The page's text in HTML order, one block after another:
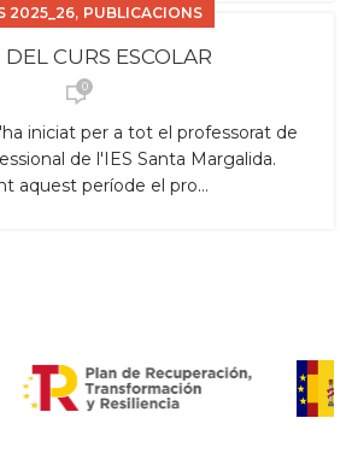
2025_26, PUBLICACIONS
DEL CURS ESCOLAR
0
iniciat per a tot el professorat de
de l'IES Santa Margalida.
aquest període el pro...